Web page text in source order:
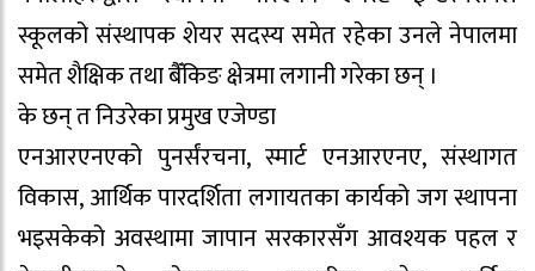
स्कूलको संस्थापक शेयर सदस्य समेत रहेका उनले नेपालमा
समेत शैक्षिक तथा बैँकिङ क्षेत्रमा लगानी गरेका छन् ।
के छन् त निउरेका प्रमुख एजेण्डा
एनआरएनएको पुनर्संरचना, स्मार्ट एनआरएनए, संस्थागत
विकास, आर्थिक पारदर्शिता लगायतका कार्यको जग स्थापना
भइसकेको अवस्थामा जापान सरकारसँग आवश्यक पहल र